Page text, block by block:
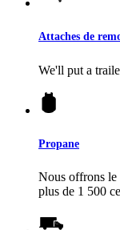
Attaches de
We'll put a
Propane
Nous offrons le
plus de 1 500